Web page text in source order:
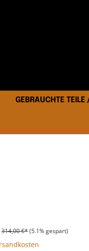
GEBRAUCHTE TEILE
314,00 €*(5.1% gespart)